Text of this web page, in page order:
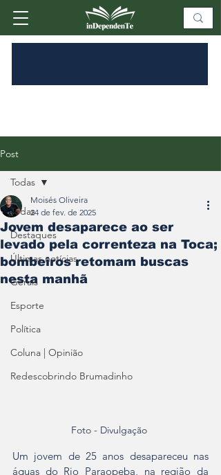
Post
Todas
Destaques
Últimas notícias
Gerais
Esporte
Política
Coluna | Opinião
Redescobrindo Brumadinho
Todas
Jovem desaparece ao ser
levado pela correnteza na Toca;
bombeiros retomam buscas
nesta manhã
Moisés Oliveira
24 de fev. de 2025
Foto - Divulgação
Um jovem de 25 anos desapareceu nas
águas do Rio Paraopeba, na região da